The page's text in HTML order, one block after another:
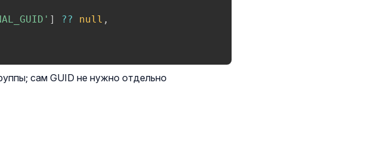
] ?? null ,
сам GUID не нужно отдельно